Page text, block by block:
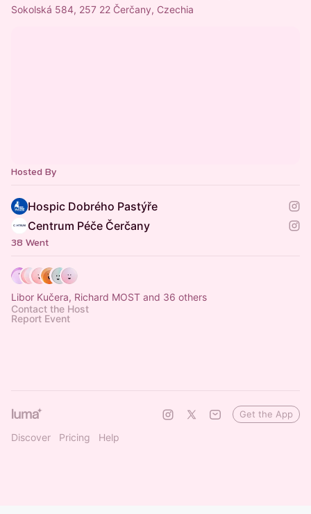
Sokolská 584, 257 22 Čerčany, Czechia
Hosted By
Hospic Dobrého Pastýře
Centrum Péče Čerčany
38 Went
Libor Kučera, Richard MOST and 36 others
Contact the Host
Report Event
Discover Pricing Help
Get the App